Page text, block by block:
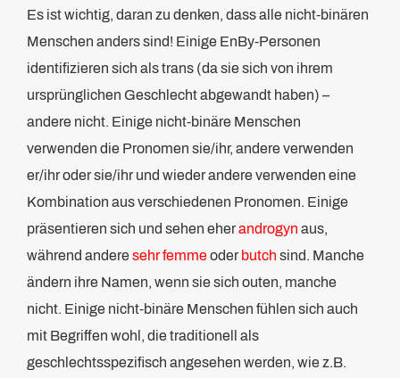
Es ist wichtig, daran zu denken, dass alle nicht-binären
Menschen anders sind! Einige EnBy-Personen
identifizieren sich als trans (da sie sich von ihrem
ursprünglichen Geschlecht abgewandt haben) –
andere nicht. Einige nicht-binäre Menschen
verwenden die Pronomen sie/ihr, andere verwenden
er/ihr oder sie/ihr und wieder andere verwenden eine
Kombination aus verschiedenen Pronomen. Einige
präsentieren sich und sehen eherandrogyn aus,
während andere sehr femmeoder butch sind. Manche
ändern ihre Namen, wenn sie sich outen, manche
nicht. Einige nicht-binäre Menschen fühlen sich auch
mit Begriffen wohl, die traditionell als
geschlechtsspezifisch angesehen werden, wie z.B.